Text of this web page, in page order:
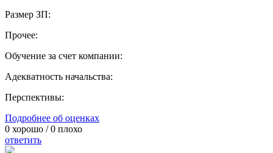
Размер ЗП:
Прочее:
Обучение за счет компании:
Адекватность начальства:
Перспективы:
Подробнее об оценках
0 хорошо /0 плохо
ответить